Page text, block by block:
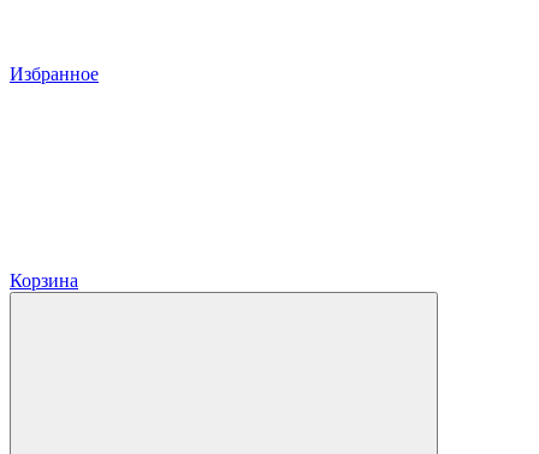
Избранное
Корзина